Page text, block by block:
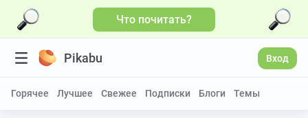
Что почитать?
Pikabu Вход
Горячее Лучшее Свежее Подписки Блоги Темы
Больше видео